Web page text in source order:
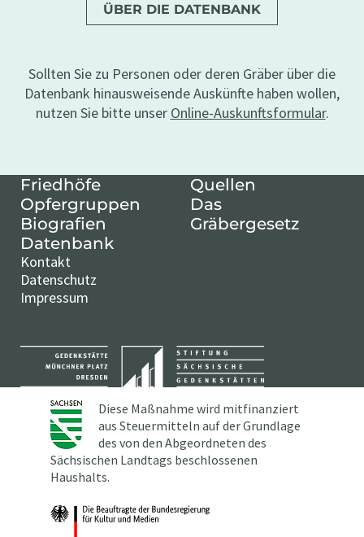
ÜBER DIE DATENBANK
Sollten Sie zu Personen oder deren Gräber über die
Datenbank hinausweisende Auskünfte haben wollen,
nutzen Sie bitte unser Online-Auskunftsformular.
Friedhöfe
Opfergruppen
Biografien
Datenbank
Quellen
Das
Gräbergesetz
Kontakt
Datenschutz
Impressum
Diese Maßnahme wird mitfinanziert
aus Steuermitteln auf der Grundlage
des von den Abgeordneten des
Sächsischen Landtags beschlossenen
Haushalts.